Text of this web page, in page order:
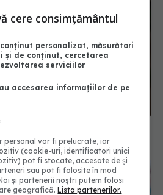
tardive. Riscuri
conform noilor date
cere consimțământul
personalizat, măsurători
și de conținut, cercetarea
serviciilor
accesarea informațiilor de pe
personal vor fi prelucrate, iar
(cookie-uri, identificatori unici
pot fi stocate, accesate de și
sau pot fi folosite în mod
și partenerii noștri putem folosi
geografică.Lista partenerilor.